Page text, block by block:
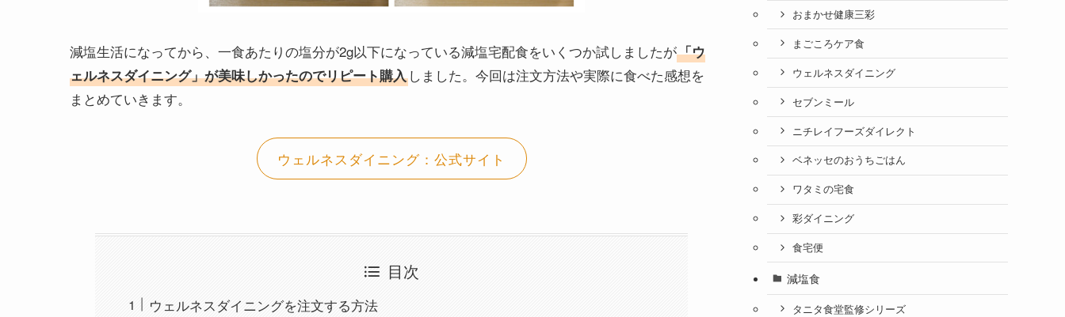
減塩生活になってから、一食あたりの塩分が2g以下になっている減塩宅配食をいくつか試しましたが「ウ
ェルネスダイニング」が美味しかったのでリピート購入 しました。今回は注文方法や実際に食べた感想を
まとめていきます。
ウェルネスダイニング：公式サイト
目次
ウェルネスダイニングを注文する方法
おまかせ健康三彩
まごころケア食
ウェルネスダイニング
セブンミール
ニチレイフーズダイレクト
ベネッセのおうちごはん
ワタミの宅食
彩ダイニング
食宅便
減塩食
タニタ食堂監修シリーズ